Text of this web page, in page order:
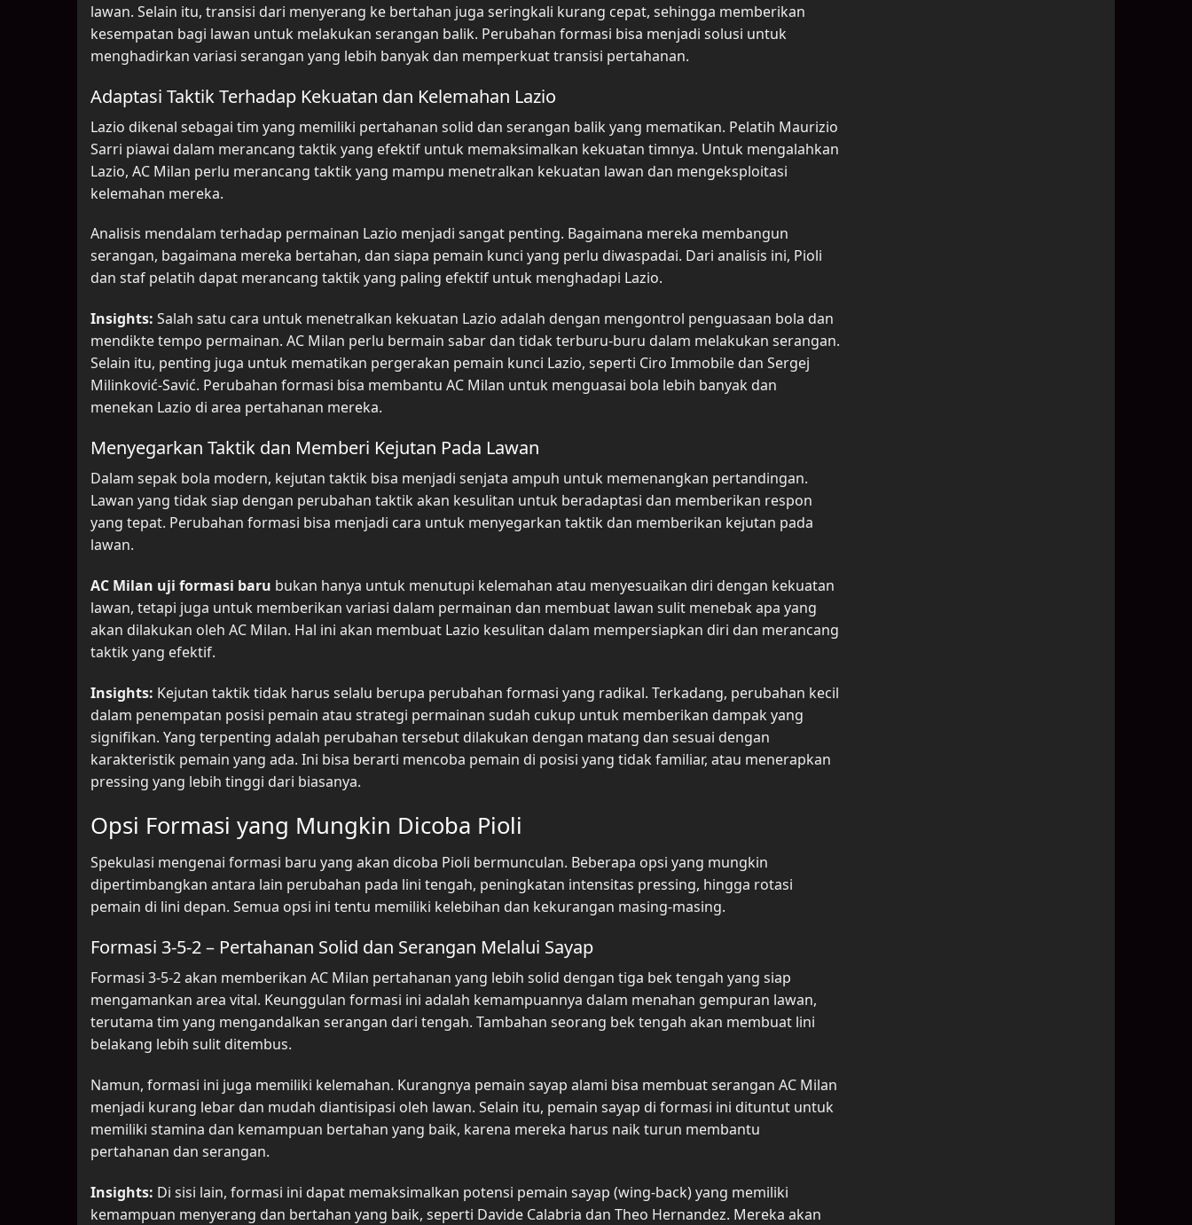
lawan. Selain itu, transisi dari menyerang ke bertahan juga seringkali kurang cepat, sehingga memberikan
kesempatan bagi lawan untuk melakukan serangan balik. Perubahan formasi bisa menjadi solusi untuk
menghadirkan variasi serangan yang lebih banyak dan memperkuat transisi pertahanan.
Adaptasi Taktik Terhadap Kekuatan dan Kelemahan Lazio
Lazio dikenal sebagai tim yang memiliki pertahanan solid dan serangan balik yang mematikan. Pelatih Maurizio
Sarri piawai dalam merancang taktik yang efektif untuk memaksimalkan kekuatan timnya. Untuk mengalahkan
Lazio, AC Milan perlu merancang taktik yang mampu menetralkan kekuatan lawan dan mengeksploitasi
kelemahan mereka.
Analisis mendalam terhadap permainan Lazio menjadi sangat penting. Bagaimana mereka membangun
serangan, bagaimana mereka bertahan, dan siapa pemain kunci yang perlu diwaspadai. Dari analisis ini, Pioli
dan staf pelatih dapat merancang taktik yang paling efektif untuk menghadapi Lazio.
Insights: Salah satu cara untuk menetralkan kekuatan Lazio adalah dengan mengontrol penguasaan bola dan
mendikte tempo permainan. AC Milan perlu bermain sabar dan tidak terburu-buru dalam melakukan serangan.
Selain itu, penting juga untuk mematikan pergerakan pemain kunci Lazio, seperti Ciro Immobile dan Sergej
Milinković-Savić. Perubahan formasi bisa membantu AC Milan untuk menguasai bola lebih banyak dan
menekan Lazio di area pertahanan mereka.
Menyegarkan Taktik dan Memberi Kejutan Pada Lawan
Dalam sepak bola modern, kejutan taktik bisa menjadi senjata ampuh untuk memenangkan pertandingan.
Lawan yang tidak siap dengan perubahan taktik akan kesulitan untuk beradaptasi dan memberikan respon
yang tepat. Perubahan formasi bisa menjadi cara untuk menyegarkan taktik dan memberikan kejutan pada
lawan.
AC Milan uji formasi baru bukan hanya untuk menutupi kelemahan atau menyesuaikan diri dengan kekuatan
lawan, tetapi juga untuk memberikan variasi dalam permainan dan membuat lawan sulit menebak apa yang
akan dilakukan oleh AC Milan. Hal ini akan membuat Lazio kesulitan dalam mempersiapkan diri dan merancang
taktik yang efektif.
Insights: Kejutan taktik tidak harus selalu berupa perubahan formasi yang radikal. Terkadang, perubahan kecil
dalam penempatan posisi pemain atau strategi permainan sudah cukup untuk memberikan dampak yang
signifikan. Yang terpenting adalah perubahan tersebut dilakukan dengan matang dan sesuai dengan
karakteristik pemain yang ada. Ini bisa berarti mencoba pemain di posisi yang tidak familiar, atau menerapkan
pressing yang lebih tinggi dari biasanya.
Opsi Formasi yang Mungkin Dicoba Pioli
Spekulasi mengenai formasi baru yang akan dicoba Pioli bermunculan. Beberapa opsi yang mungkin
dipertimbangkan antara lain perubahan pada lini tengah, peningkatan intensitas pressing, hingga rotasi
pemain di lini depan. Semua opsi ini tentu memiliki kelebihan dan kekurangan masing-masing.
Formasi 3-5-2 – Pertahanan Solid dan Serangan Melalui Sayap
Formasi 3-5-2 akan memberikan AC Milan pertahanan yang lebih solid dengan tiga bek tengah yang siap
mengamankan area vital. Keunggulan formasi ini adalah kemampuannya dalam menahan gempuran lawan,
terutama tim yang mengandalkan serangan dari tengah. Tambahan seorang bek tengah akan membuat lini
belakang lebih sulit ditembus.
Namun, formasi ini juga memiliki kelemahan. Kurangnya pemain sayap alami bisa membuat serangan AC Milan
menjadi kurang lebar dan mudah diantisipasi oleh lawan. Selain itu, pemain sayap di formasi ini dituntut untuk
memiliki stamina dan kemampuan bertahan yang baik, karena mereka harus naik turun membantu
pertahanan dan serangan.
Insights: Di sisi lain, formasi ini dapat memaksimalkan potensi pemain sayap (wing-back) yang memiliki
kemampuan menyerang dan bertahan yang baik, seperti Davide Calabria dan Theo Hernandez. Mereka akan